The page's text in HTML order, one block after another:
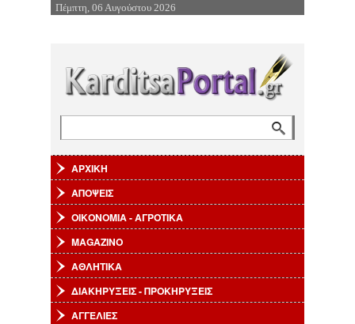
Επιστροφή στην Πλοήγηση
Πέμπτη, 06 Αυγούστου 2026
ΑΡΧΙΚΗ
ΑΠΟΨΕΙΣ
ΟΙΚΟΝΟΜΙΑ - ΑΓΡΟΤΙΚΑ
MAGAZINO
ΑΘΛΗΤΙΚΑ
ΔΙΑΚΗΡΥΞΕΙΣ - ΠΡΟΚΗΡΥΞΕΙΣ
ΑΓΓΕΛΙΕΣ